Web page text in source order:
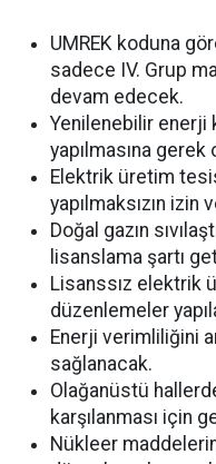
UMREK koduna
sadece IV. Grup
devam edecek.
Yenilenebilir enerji
yapılmasına gerek
Elektrik üretim
yapılmaksızın izin
Doğal gazın
lisanslama şartı
Lisanssız elektrik
düzenlemeler
Enerji verimliliğini
sağlanacak.
Olağanüstü
karşılanması için
Nükleer